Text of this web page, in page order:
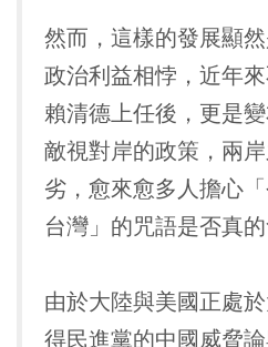
然而，這樣的發展顯
政治利益相悖，近年來
賴清德上任後，更是
敵視對岸的政策，兩
劣，愈來愈多人擔心
台灣」的咒語是否真的
由於大陸與美國正處
得民進黨的中國威脅